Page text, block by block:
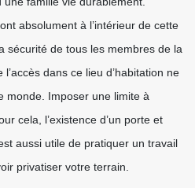
absolument à l’intérieur de cette
sécurité de tous les membres de la
dans ce lieu d’habitation ne
monde. Imposer une limite à
cela, l’existence d’un porte et
aussi utile de pratiquer un travail
privatiser votre terrain.